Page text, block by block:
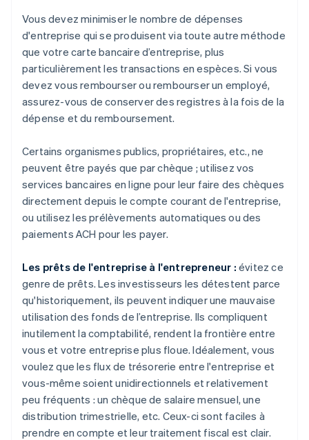
Vous devez minimiser le nombre de dépenses
d'entreprise qui se produisent via toute autre méthode
que votre carte bancaire d’entreprise, plus
particulièrement les transactions en espèces. Si vous
devez vous rembourser ou rembourser un employé,
assurez-vous de conserver des registres à la fois de la
dépense et du remboursement.
Certains organismes publics, propriétaires, etc., ne
peuvent être payés que par chèque ; utilisez vos
services bancaires en ligne pour leur faire des chèques
directement depuis le compte courant de l'entreprise,
ou utilisez les prélèvements automatiques ou des
paiements ACH pour les payer.
Les prêts de l'entreprise à l'entrepreneur : évitez ce
genre de prêts. Les investisseurs les détestent parce
qu'historiquement, ils peuvent indiquer une mauvaise
utilisation des fonds de l’entreprise. Ils compliquent
inutilement la comptabilité, rendent la frontière entre
vous et votre entreprise plus floue. Idéalement, vous
voulez que les flux de trésorerie entre l'entreprise et
vous-même soient unidirectionnels et relativement
peu fréquents : un chèque de salaire mensuel, une
distribution trimestrielle, etc. Ceux-ci sont faciles à
prendre en compte et leur traitement fiscal est clair.